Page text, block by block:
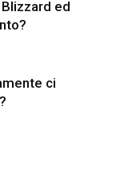
ed
ci